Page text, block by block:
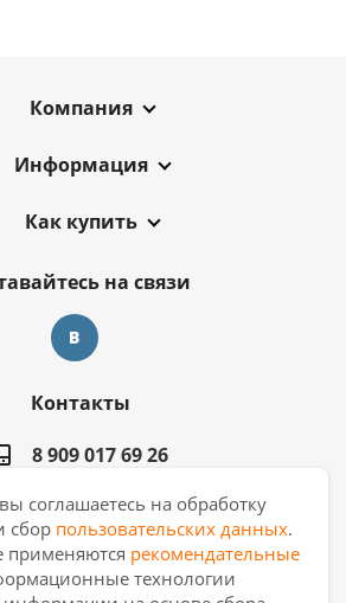
Компания
Информация
Как купить
на связи
Контакты
8 909 017 69 26
ceramica.ru
,ул. Новинская 2, склад
соглашаетесь на обработку
сбор пользовательских данных.
применяются рекомендательные
технологии